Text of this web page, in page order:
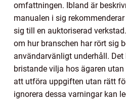
omfattningen. Ibland är
manualen i sig
sig till en auktoriserad
om hur branschen har rört sig
användarvänligt underhåll.
bristande vilja hos ägaren
att utföra uppgiften utan rätt
ignorera dessa varningar kan